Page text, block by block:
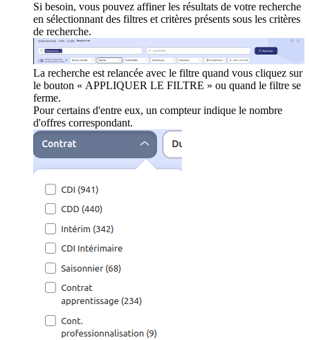
Si besoin, vous pouvez affiner les résultats de votre recherche
en sélectionnant des filtres et critères présents sous les critères
de recherche.
La recherche est relancée avec le filtre quand vous cliquez sur
le bouton « APPLIQUER LE FILTRE » ou quand le filtre se
ferme.
Pour certains d'entre eux, un compteur indique le nombre
d'offres correspondant.